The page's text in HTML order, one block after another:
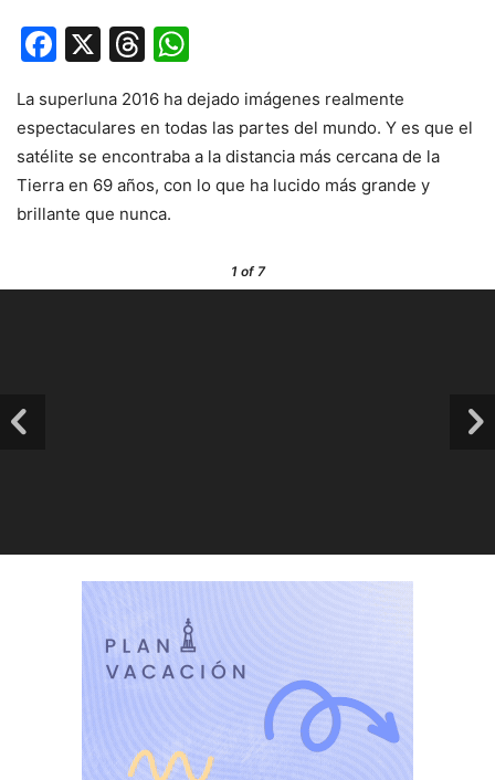
Facebook
X Threads
La superluna 2016 ha dejado imágenes realmente
espectaculares en todas las partes del mundo. Y es que el
satélite se encontraba a la distancia más cercana de la
Tierra en 69 años, con lo que ha lucido más grande y
brillante que nunca.
1of 7